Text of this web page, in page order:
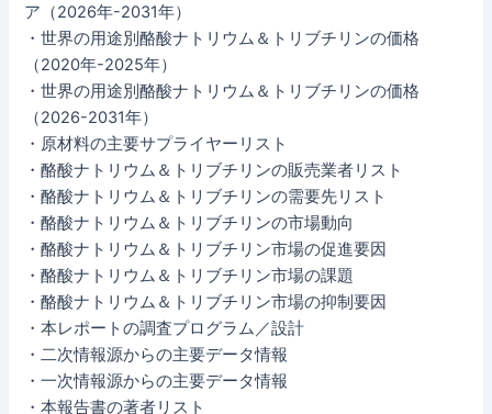
ア（2026年-2031年）
・世界の用途別酪酸ナトリウム＆トリブチリンの価格
（2020年-2025年）
・世界の用途別酪酸ナトリウム＆トリブチリンの価格
（2026-2031年）
・原材料の主要サプライヤーリスト
・酪酸ナトリウム＆トリブチリンの販売業者リスト
・酪酸ナトリウム＆トリブチリンの需要先リスト
・酪酸ナトリウム＆トリブチリンの市場動向
・酪酸ナトリウム＆トリブチリン市場の促進要因
・酪酸ナトリウム＆トリブチリン市場の課題
・酪酸ナトリウム＆トリブチリン市場の抑制要因
・本レポートの調査プログラム／設計
・二次情報源からの主要データ情報
・一次情報源からの主要データ情報
・本報告書の著者リスト